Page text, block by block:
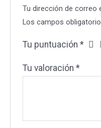
Tu dirección de correo
Los campos
Tu puntuación*
Tu valoración*